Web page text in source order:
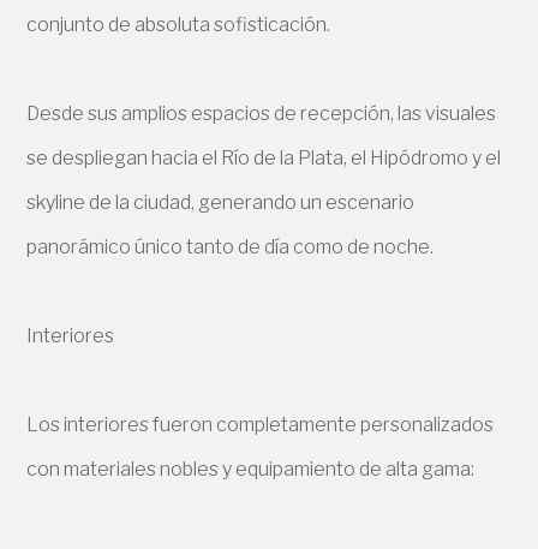
conjunto de absoluta sofisticación.
Desde sus amplios espacios de recepción, las visuales
se despliegan hacia el Río de la Plata, el Hipódromo y el
skyline de la ciudad, generando un escenario
panorámico único tanto de día como de noche.
Interiores
Los interiores fueron completamente personalizados
con materiales nobles y equipamiento de alta gama: